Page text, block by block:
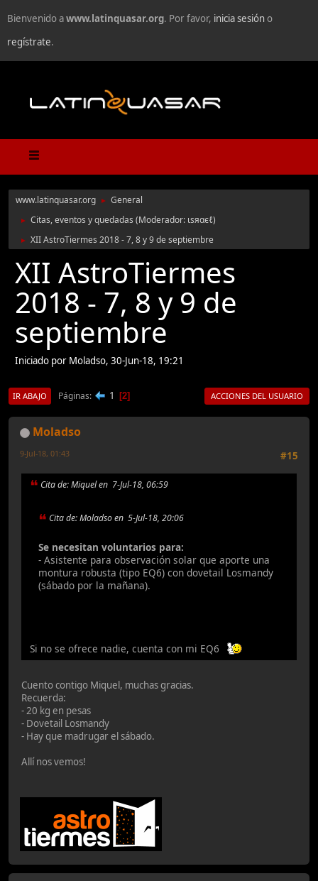
Bienvenido awww.latinquasar.org. Por favor, inicia sesióno
regístrate.
www.latinquasar.org ► General
► Citas, eventos y quedadas (Moderador: ιѕяαєℓ)
► XII AstroTiermes 2018 - 7, 8 y 9 de septiembre
XII AstroTiermes
2018 - 7, 8 y 9 de
septiembre
Iniciado por Moladso, 30-Jun-18, 19:21
IR ABAJO Páginas 1 2 ACCIONES DEL USUARIO
Moladso
#15
9-Jul-18, 01:43
Cita de: Miquel en 7-Jul-18, 06:59
Cita de: Moladso en 5-Jul-18, 20:06
Se necesitan voluntarios para:
- Asistente para observación solar que aporte una
montura robusta (tipo EQ6) con dovetail Losmandy
(sábado por la mañana).
Si no se ofrece nadie, cuenta con mi EQ6
Cuento contigo Miquel, muchas gracias.
Recuerda:
- 20 kg en pesas
- Dovetail Losmandy
- Hay que madrugar el sábado.
Allí nos vemos!